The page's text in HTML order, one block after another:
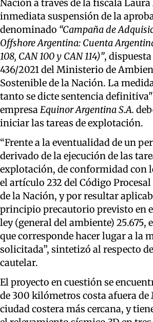
Nación a través de la fiscala
inmediata suspensión de la
denominado “Campaña de
Offshore Argentina: Cuenta
108, CAN 100 y CAN 114)”,
436/2021 del Ministerio de
Sostenible de la Nación. La
tanto se dicte sentencia
empresaEquinor Argentina S.A.
iniciar las tareas de explotación.
“Frente a la eventualidad de un
derivado de la ejecución de las
explotación, de conformidad con
el artículo 232 del Código
de la Nación, y por resultar
principio precautorio previsto en
ley (general del ambiente) 25.675,
que corresponde hacer lugar a la
solicitada”, sintetizó al respecto
cautelar.
El proyecto en cuestión se
de 300 kilómetros costa afuera de
ciudad costera más cercana, y